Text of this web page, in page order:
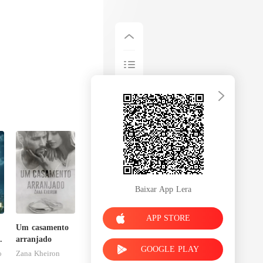
Um casamento
arranjado
Zana Kheiron
Baixar App Lera
APP STORE
GOOGLE PLAY